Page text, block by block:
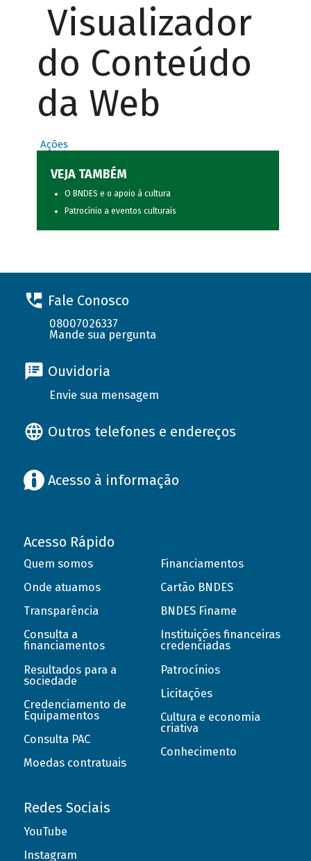
Visualizador
do Conteúdo
da Web
Ações
VEJA TAMBÉM
O BNDES e o apoio à cultura
Patrocínio a eventos culturais
Fale Conosco
08007026337
Mande sua pergunta
Ouvidoria
Envie sua mensagem
Outros telefones e endereços
Acesso à informação
Acesso Rápido
Quem somos
Onde atuamos
Transparência
Consulta a
financiamentos
Resultados para a
sociedade
Credenciamento de
Equipamentos
Consulta PAC
Moedas contratuais
Financiamentos
Cartão BNDES
BNDES Finame
Instituições financeiras
credenciadas
Patrocínios
Licitações
Cultura e economia
criativa
Conhecimento
Redes Sociais
YouTube
Instagram